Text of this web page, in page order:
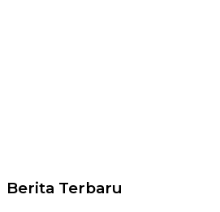
Berita Terbaru